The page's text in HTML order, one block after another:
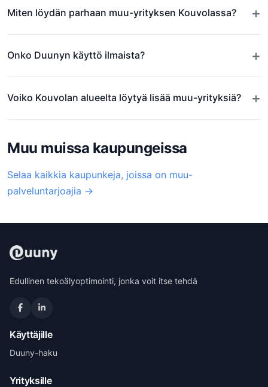
Miten löydän parhaan muu-yrityksen Kouvolassa? +
Onko Duunyn käyttö ilmaista? +
Voiko Kouvolan alueelta löytyä lisää muu-yrityksiä? +
Muu muissa kaupungeissa
Selaa kaikkia kaupunkeja, joissa on muu-
palveluntarjoajia →
Edullinen tekoälyoptimointi, jonka voit itse tehdä
Käyttäjille
Duuny-haku
Yrityksille